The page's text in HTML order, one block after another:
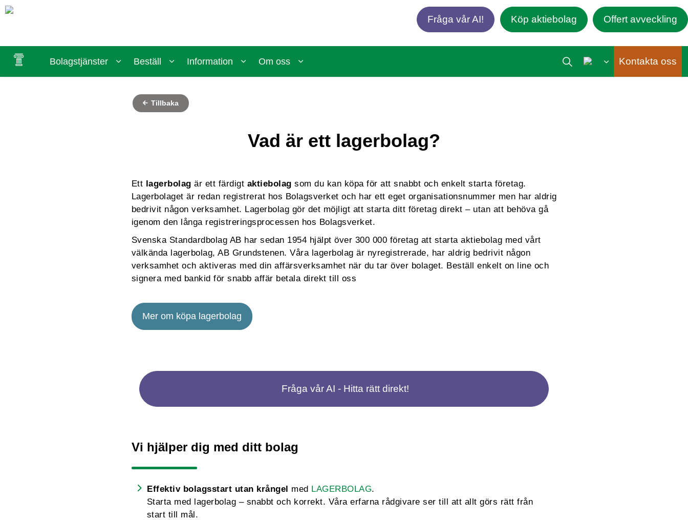
Bolagstjänster Beställ Information Om oss Kontakta oss
Fråga vår AI! Köp aktiebolag Offert avveckling
Tillbaka
Vad är ett lagerbolag?
Ett lagerbolag är ett färdigt aktiebolag som du kan köpa för att snabbt och enkelt starta företag.
Lagerbolaget är redan registrerat hos Bolagsverket och har ett eget organisationsnummer men har aldrig
bedrivit någon verksamhet. Lagerbolag gör det möjligt att starta ditt företag direkt – utan att behöva gå
igenom den långa registreringsprocessen hos Bolagsverket.
Svenska Standardbolag AB har sedan 1954 hjälpt över 300 000 företag att starta aktiebolag med vårt
välkända lagerbolag, AB Grundstenen. Våra lagerbolag är nyregistrerade, har aldrig bedrivit någon
verksamhet och aktiveras med din affärsverksamhet när du tar över bolaget. Beställ enkelt on line och
signera med bankid för snabb affär betala direkt till oss
Mer om köpa lagerbolag
Fråga vår AI - Hitta rätt direkt!
Vi hjälper dig med ditt bolag
Effektiv bolagsstart utan krångel med LAGERBOLAG.
Starta med lagerbolag – snabbt och korrekt. Våra erfarna rådgivare ser till att allt görs rätt från
start till mål.